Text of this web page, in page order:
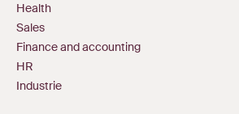
Health
Sales
Finance and accounting
HR
Industrie